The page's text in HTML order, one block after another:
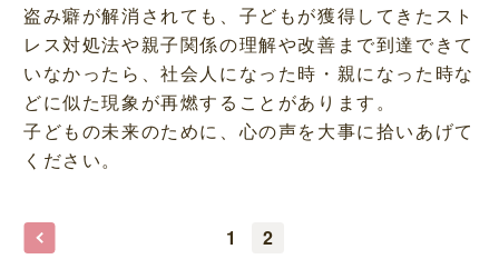
盗み癖が解消されても、子どもが獲得してきたスト
レス対処法や親子関係の理解や改善まで到達できて
いなかったら、社会人になった時・親になった時な
どに似た現象が再燃することがあります。
子どもの未来のために、心の声を大事に拾いあげて
ください。
1 2